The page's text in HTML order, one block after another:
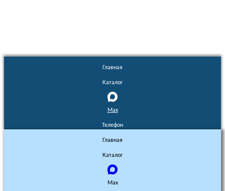
Главная
Каталог
Max
Телефон
Главная
Каталог
Max